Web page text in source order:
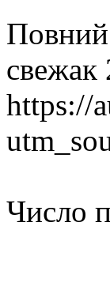
Повний
свежак
https://
Число